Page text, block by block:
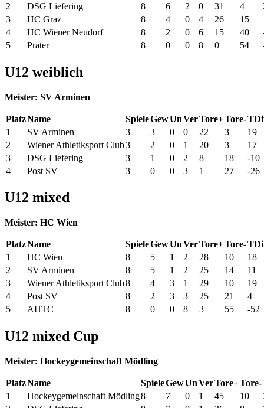
2
DSG Liefering 8 6 2 0 31 4
3
HC Graz 8 4 0 4 26 15
4
HC Wiener Neudorf 8 2 0 6 15 40
5
Prater 8 0 0 8 0 54
U12 weiblich
Meister: SV Arminen
PlatzName SpieleGewUnVerTore+Tore-
1
SV Arminen 3 3 0 0 22 3
19
2
Wiener Athletiksport Club3 2 0 1 20 3
17
3
DSG Liefering 3 1 0 2 8 18
-10
4
Post SV 3 0 0 3 1 27 -26
U12 mixed
Meister: HC Wien
PlatzName SpieleGewUnVerTore+Tore-
1
HC Wien 8 5 1 2 28 10
18
2
SV Arminen 8 5 1 2 25 14
11
3
Wiener Athletiksport Club8 4 3 1 29 10
19
4
Post SV 8 2 3 3 25 21
4
5
AHTC 8 0 0 8 3 55 -52
U12 mixed Cup
Meister: Hockeygemeinschaft Mödling
PlatzName SpieleGewUnVerTore+Tore-
1
Hockeygemeinschaft Mödling8 7 0 1 45 10